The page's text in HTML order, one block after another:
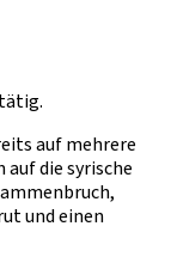
auf mehrere
die syrische
und einen